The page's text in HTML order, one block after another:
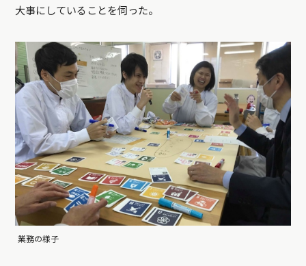
大事にしていることを伺った。
業務の様子